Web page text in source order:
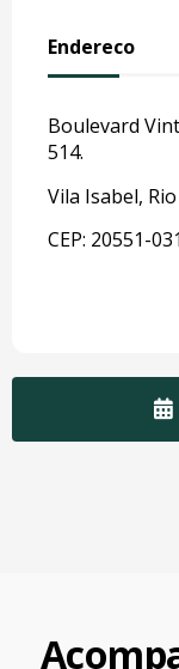
Endereco
Boulevard
514.
Vila Isabel,
CEP: 20551-